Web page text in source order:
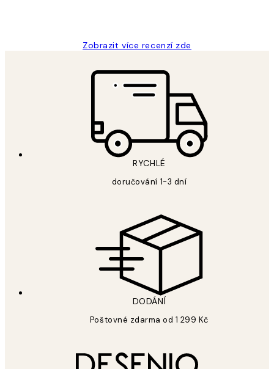
Zobrazit více recenzí zde
RYCHLÉ
doručování 1-3 dní
DODÁNÍ
Poštovné zdarma od 1 299 Kč